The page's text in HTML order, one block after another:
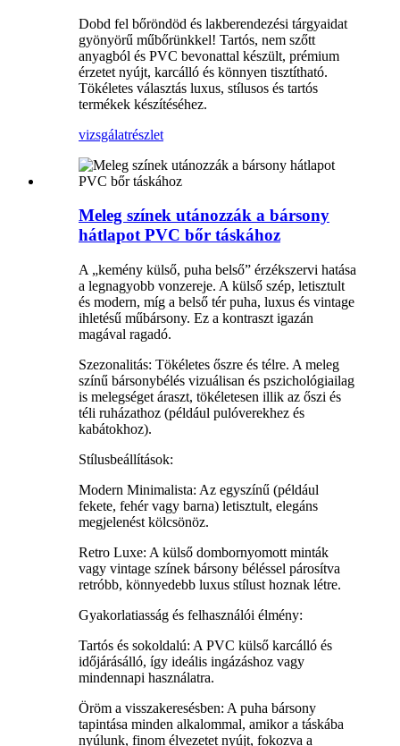
Dobd fel bőröndöd és lakberendezési tárgyaidat
gyönyörű műbőrünkkel! Tartós, nem szőtt
anyagból és PVC bevonattal készült, prémium
érzetet nyújt, karcálló és könnyen tisztítható.
Tökéletes választás luxus, stílusos és tartós
termékek készítéséhez.
vizsgálatrészlet
Meleg színek utánozzák a bársony
hátlapot PVC bőr táskához
A „kemény külső, puha belső” érzékszervi hatása
a legnagyobb vonzereje. A külső szép, letisztult
és modern, míg a belső tér puha, luxus és vintage
ihletésű műbársony. Ez a kontraszt igazán
magával ragadó.
Szezonalitás: Tökéletes őszre és télre. A meleg
színű bársonybélés vizuálisan és pszichológiailag
is melegséget áraszt, tökéletesen illik az őszi és
téli ruházathoz (például pulóverekhez és
kabátokhoz).
Stílusbeállítások:
Modern Minimalista: Az egyszínű (például
fekete, fehér vagy barna) letisztult, elegáns
megjelenést kölcsönöz.
Retro Luxe: A külső dombornyomott minták
vagy vintage színek bársony béléssel párosítva
retróbb, könnyedebb luxus stílust hoznak létre.
Gyakorlatiasság és felhasználói élmény:
Tartós és sokoldalú: A PVC külső karcálló és
időjárásálló, így ideális ingázáshoz vagy
mindennapi használatra.
Öröm a visszakeresésben: A puha bársony
tapintása minden alkalommal, amikor a táskába
nyúlunk, finom élvezetet nyújt, fokozva a